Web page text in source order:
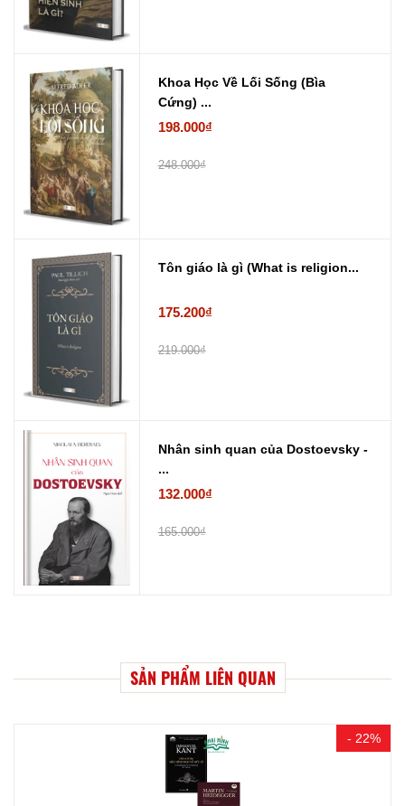
Khoa Học Về Lối Sống (Bìa
Cứng) ...
198.000₫
248.000₫
Tôn giáo là gì (What is religion...
175.200₫
219.000₫
Nhân sinh quan của Dostoevsky -
...
132.000₫
165.000₫
SẢN PHẨM LIÊN QUAN
- 22%